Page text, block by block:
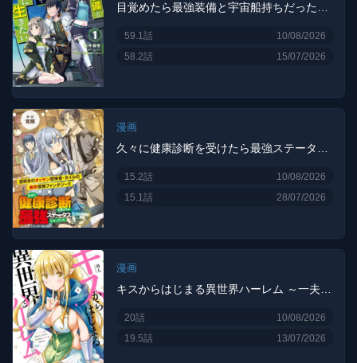
目覚めたら最強装備と宇宙船持ちだったので、一戸建て目指して傭兵として自由に生きたい
59.1話 10/08/2026
58.2話 15/07/2026
漫画
久々に健康診断を受けたら最強ステータスになっていた ～追放されたオッサン冒険者、今更英雄を目指す～
15.2話 10/08/2026
15.1話 28/07/2026
漫画
キスからはじまる異世界ハーレム ～一夫多妻の世界に転生したので神が決めた運命の人を探します～
20話 10/08/2026
19.5話 13/07/2026